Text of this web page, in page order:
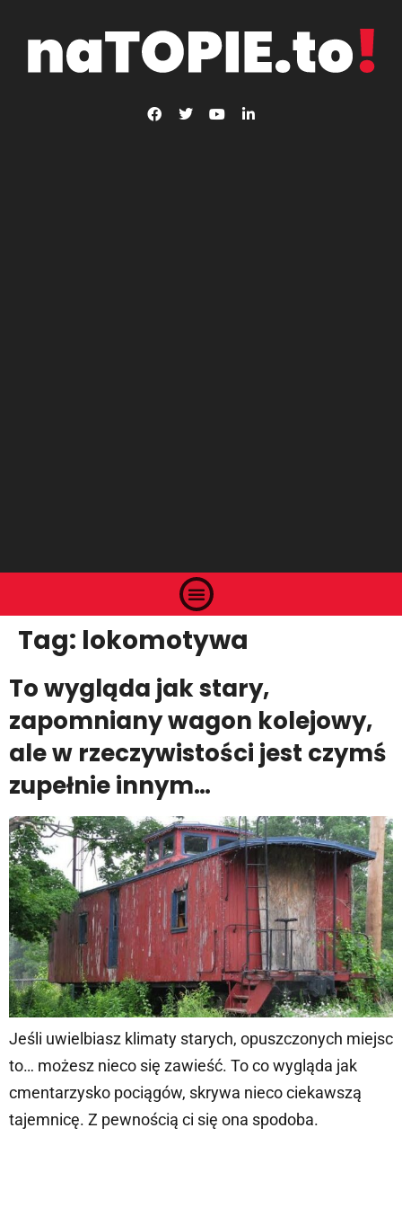
Tag: lokomotywa
To wygląda jak stary,
zapomniany wagon kolejowy,
ale w rzeczywistości jest czymś
zupełnie innym…
Jeśli uwielbiasz klimaty starych, opuszczonych miejsc
to… możesz nieco się zawieść. To co wygląda jak
cmentarzysko pociągów, skrywa nieco ciekawszą
tajemnicę. Z pewnością ci się ona spodoba.